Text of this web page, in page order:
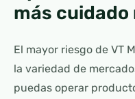
más
El mayor riesgo de VT
la variedad de
puedas operar